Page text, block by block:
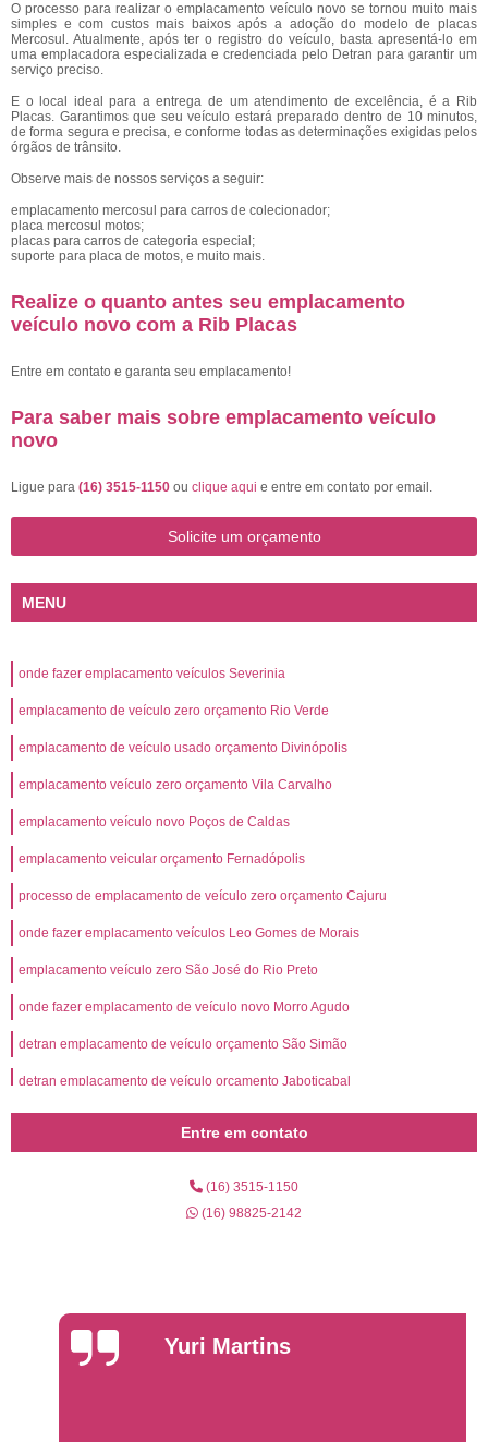
O processo para realizar o emplacamento veículo novo se tornou muito mais
simples e com custos mais baixos após a adoção do modelo de placas
Mercosul. Atualmente, após ter o registro do veículo, basta apresentá-lo em
uma emplacadora especializada e credenciada pelo Detran para garantir um
serviço preciso.
E o local ideal para a entrega de um atendimento de excelência, é a Rib
Placas. Garantimos que seu veículo estará preparado dentro de 10 minutos,
de forma segura e precisa, e conforme todas as determinações exigidas pelos
órgãos de trânsito.
Observe mais de nossos serviços a seguir:
emplacamento mercosul para carros de colecionador;
placa mercosul motos;
placas para carros de categoria especial;
suporte para placa de motos, e muito mais.
Realize o quanto antes seu emplacamento
veículo novo com a Rib Placas
Entre em contato e garanta seu emplacamento!
Para saber mais sobre emplacamento veículo
novo
Ligue para (16) 3515-1150 ou clique aqui e entre em contato por email.
Solicite um orçamento
MENU
onde fazer emplacamento veículos Severinia
emplacamento de veículo zero orçamento Rio Verde
emplacamento de veículo usado orçamento Divinópolis
emplacamento veículo zero orçamento Vila Carvalho
emplacamento veículo novo Poços de Caldas
emplacamento veicular orçamento Fernadópolis
processo de emplacamento de veículo zero orçamento Cajuru
onde fazer emplacamento veículos Leo Gomes de Morais
emplacamento veículo zero São José do Rio Preto
onde fazer emplacamento de veículo novo Morro Agudo
detran emplacamento de veículo orçamento São Simão
detran emplacamento de veículo orçamento Jaboticabal
onde fazer emplacamento do veículo Severinia
emplacamento de veículo zero Santa Rosa de Viterbo
emplacamento de veículo zero orçamento São Joaquim da Barra
Entre em contato
(16) 3515-1150
(16) 98825-2142
Yuri Martins